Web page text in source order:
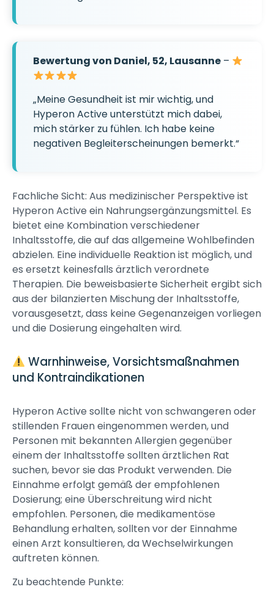
Bewertung von Daniel, 52, Lausanne –
„Meine Gesundheit ist mir wichtig, und
Hyperon Active unterstützt mich dabei,
mich stärker zu fühlen. Ich habe keine
negativen Begleiterscheinungen bemerkt.“
Fachliche Sicht: Aus medizinischer Perspektive ist
Hyperon Active ein Nahrungsergänzungsmittel. Es
bietet eine Kombination verschiedener
Inhaltsstoffe, die auf das allgemeine Wohlbefinden
abzielen. Eine individuelle Reaktion ist möglich, und
es ersetzt keinesfalls ärztlich verordnete
Therapien. Die beweisbasierte Sicherheit ergibt sich
aus der bilanzierten Mischung der Inhaltsstoffe,
vorausgesetzt, dass keine Gegenanzeigen vorliegen
und die Dosierung eingehalten wird.
Warnhinweise, Vorsichtsmaßnahmen
und Kontraindikationen
Hyperon Active sollte nicht von schwangeren oder
stillenden Frauen eingenommen werden, und
Personen mit bekannten Allergien gegenüber
einem der Inhaltsstoffe sollten ärztlichen Rat
suchen, bevor sie das Produkt verwenden. Die
Einnahme erfolgt gemäß der empfohlenen
Dosierung; eine Überschreitung wird nicht
empfohlen. Personen, die medikamentöse
Behandlung erhalten, sollten vor der Einnahme
einen Arzt konsultieren, da Wechselwirkungen
auftreten können.
Zu beachtende Punkte: